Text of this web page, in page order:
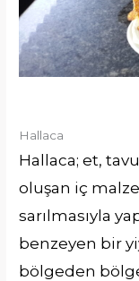
Hallaca
Hallaca; et,
oluşan iç
sarılmasıyla
benzeyen bir
bölgeden